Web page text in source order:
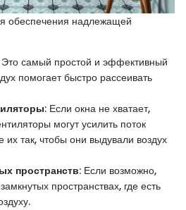
обеспечения надлежащей
Это самый простой и эффективный
помогает быстро рассеивать
: Если окна не хватает,
могут усилить поток
их так, чтобы они выдували воздух
пространств: Если возможно,
пространствах, где есть